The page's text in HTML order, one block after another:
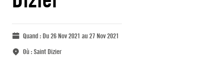
Quand :Du 26 Nov 2021 au 27 Nov 2021
Où :Saint Dizier